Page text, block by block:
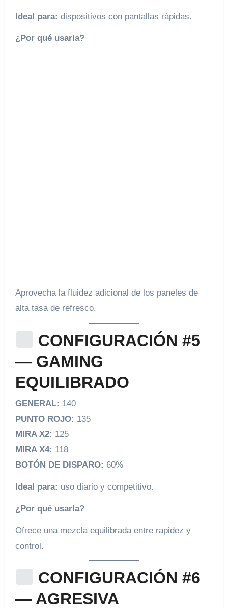
Ideal para: dispositivos con pantallas rápidas.
¿Por qué usarla?
Aprovecha la fluidez adicional de los paneles de
alta tasa de refresco.
CONFIGURACIÓN #5
— GAMING
EQUILIBRADO
GENERAL: 140
PUNTO ROJO: 135
MIRA X2: 125
MIRA X4: 118
BOTÓN DE DISPARO: 60%
Ideal para: uso diario y competitivo.
¿Por qué usarla?
Ofrece una mezcla equilibrada entre rapidez y
control.
CONFIGURACIÓN #6
— AGRESIVA